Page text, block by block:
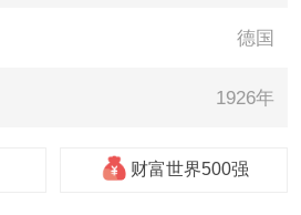
德国
1926年
财富世界500强